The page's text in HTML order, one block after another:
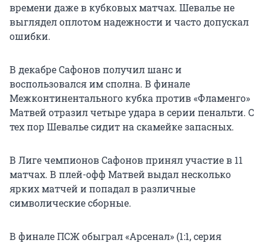
времени даже в кубковых матчах. Шевалье не
выглядел оплотом надежности и часто допускал
ошибки.
В декабре Сафонов получил шанс и
воспользовался им сполна. В финале
Межконтинентального кубка против «Фламенго»
Матвей отразил четыре удара в серии пенальти. С
тех пор Шевалье сидит на скамейке запасных.
В Лиге чемпионов Сафонов принял участие в 11
матчах. В плей-офф Матвей выдал несколько
ярких матчей и попадал в различные
символические сборные.
В финале ПСЖ обыграл «Арсенал» (1:1, серия